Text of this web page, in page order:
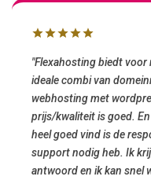
"snelle en
altijd AAN (: fijne
met de grote
met de